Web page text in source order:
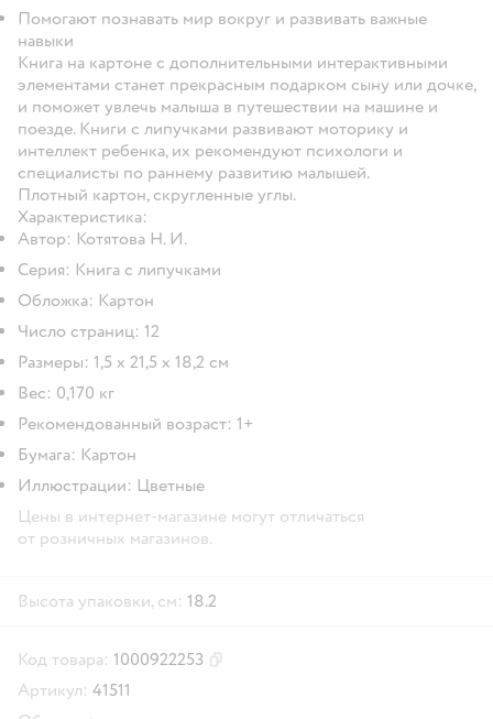
Помогают познавать мир вокруг и развивать важные
навыки
Книга на картоне с дополнительными интерактивными
элементами станет прекрасным подарком сыну или дочке,
и поможет увлечь малыша в путешествии на машине и
поезде. Книги с липучками развивают моторику и
интеллект ребенка, их рекомендуют психологи и
специалисты по раннему развитию малышей.
Плотный картон, скругленные углы.
Характеристика:
Автор: Котятова Н. И.
Серия: Книга с липучками
Обложка: Картон
Число страниц: 12
Размеры: 1,5 х 21,5 х 18,2 см
Вес: 0,170 кг
Рекомендованный возраст: 1+
Бумага: Картон
Иллюстрации: Цветные
Цены в интернет-магазине могут отличаться
от розничных магазинов.
Высота упаковки, см: 18.2
Код товара: 1000922253
Артикул: 41511